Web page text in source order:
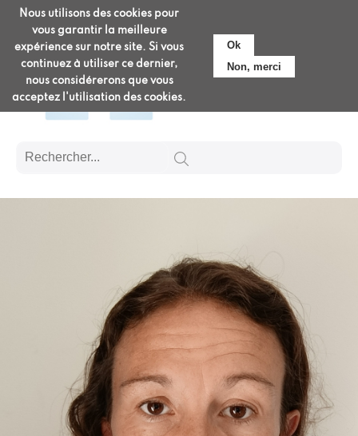
Nous utilisons des cookies pour
vous garantir la meilleure
expérience sur notre site. Si vous
continuez à utiliser ce dernier,
nous considérerons que vous
acceptez l'utilisation des cookies.
Ok
Non, merci
Aller
contenu
Pré-admission